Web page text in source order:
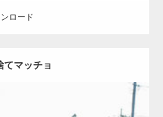
ロード
てマッチョ